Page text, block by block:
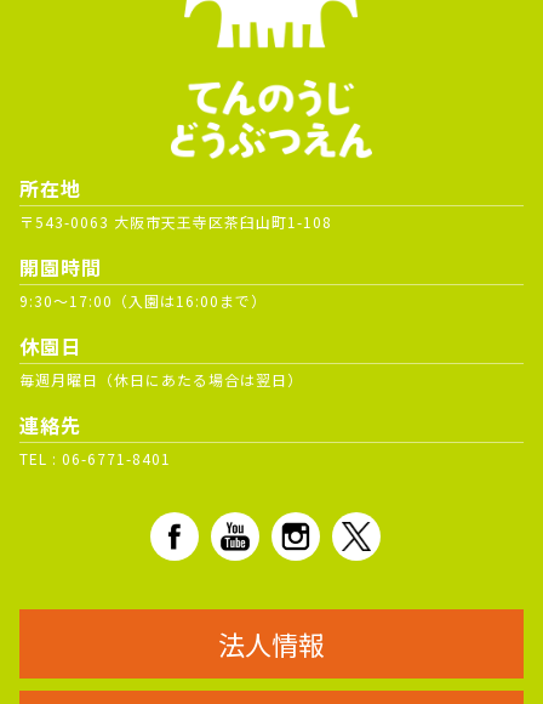
所在地
〒543-0063 大阪市天王寺区茶臼山町1-108
開園時間
9:30～17:00（入園は16:00まで）
休園日
毎週月曜日（休日にあたる場合は翌日）
連絡先
TEL : 06-6771-8401
法人情報